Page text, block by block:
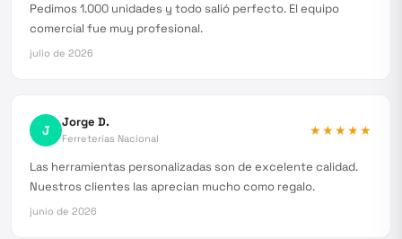
Pedimos 1.000 unidades y todo salió perfecto. El equipo
comercial fue muy profesional.
julio de 2026
J Jorge D.
Ferreterías Nacional
★★★★★
Las herramientas personalizadas son de excelente calidad.
Nuestros clientes las aprecian mucho como regalo.
junio de 2026